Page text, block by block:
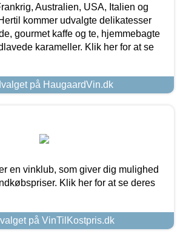
Australien, USA, Italien og
kommer udvalgte delikatesser
gourmet kaffe og te, hjemmebagte
karameller. Klik her for at se
på HaugaardVin.dk
en vinklub, som giver dig mulighed
Klik her for at se deres
på VinTilKostpris.dk